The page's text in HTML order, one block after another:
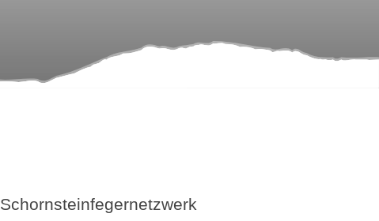
Schornsteinfegernetzwerk